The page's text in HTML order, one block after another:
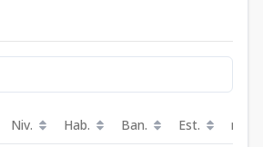
Niv. Hab. Ban. Est. m²